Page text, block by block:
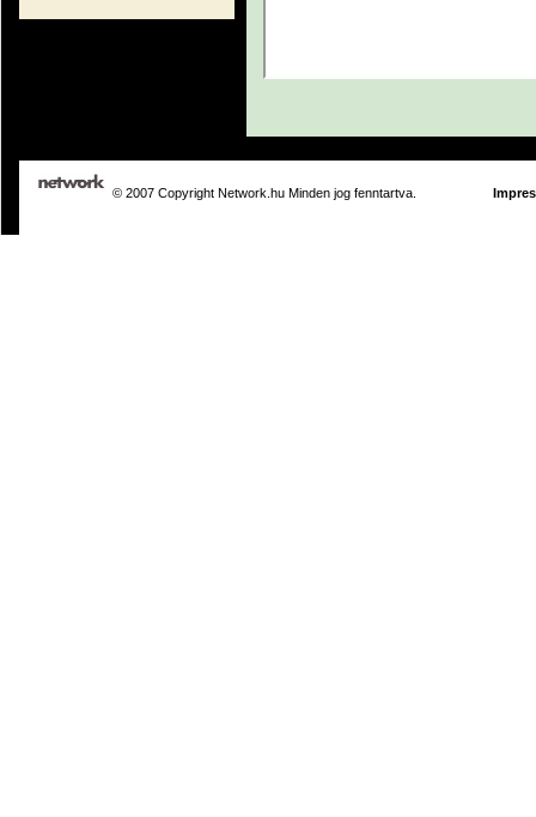
© 2007 Copyright Network.hu Minden jog fenntartva.